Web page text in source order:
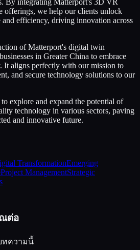
offerings, we help our clients unlock
efficiency, driving innovation across
of Matterport's digital twin
in Greater China to embrace
It aligns perfectly with our mission to
and secure technology solutions to our
explore and expand the potential of
technology in various sectors, paving
and innovative future.
TransformationEmerging
Project ManagementStrategic
ต่อ
ทความนี้